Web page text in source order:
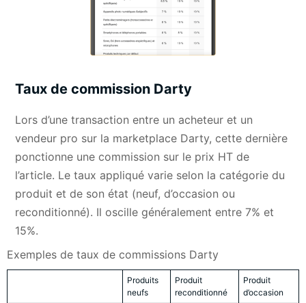
Taux de commission Darty
Lors d’une transaction entre un acheteur et un
vendeur pro sur la marketplace Darty, cette dernière
ponctionne une commission sur le prix HT de
l’article. Le taux appliqué varie selon la catégorie du
produit et de son état (neuf, d’occasion ou
reconditionné). Il oscille généralement entre 7% et
15%.
Exemples de taux de commissions Darty
Produits
neufs
Produit
reconditionné
Produit
d’occasion